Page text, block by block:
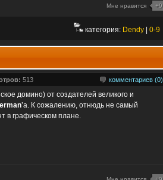
Мне нравится +9
категория: Dendy 0-9
комментариев (0)
513
домино) от создателей великого и
’a. К сожалению, отнюдь не самый
в графическом плане.